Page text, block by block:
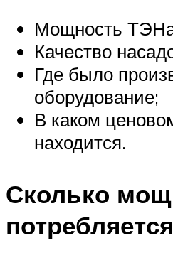
Мощность
Качество
Где было
оборудование;
В каком
находится.
Сколько
потребляется